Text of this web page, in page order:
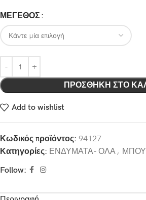
ΜΕΓΕΘΟΣ
ΠΡΟΣΘΉΚΗ ΣΤΟ
Add to wishlist
Κωδικός προϊόντος: 94127
Κατηγορίες: ΕΝΔΥΜΑΤΑ- ΟΛΑ,
Follow: